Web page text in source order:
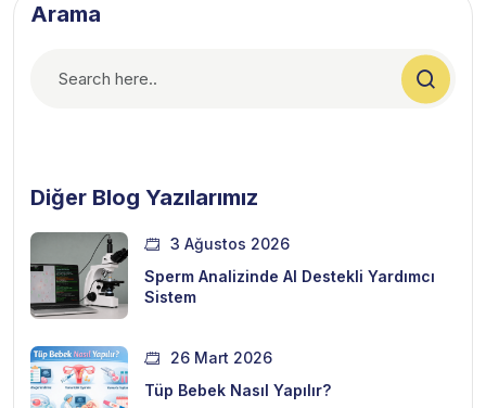
Arama
Diğer Blog Yazılarımız
3 Ağustos 2026
Sperm Analizinde AI Destekli Yardımcı
Sistem
26 Mart 2026
Tüp Bebek Nasıl Yapılır?